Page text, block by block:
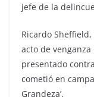
jefe de la
Ricardo
acto de
presentado
cometió en
Grandeza’.